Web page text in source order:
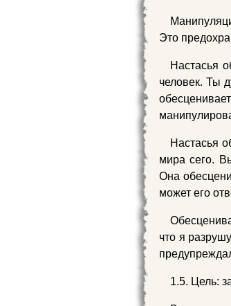
Это
Настасья
человек. Ты
Настасья
мира сего.
Она
может его
что я
1.5. Цель: